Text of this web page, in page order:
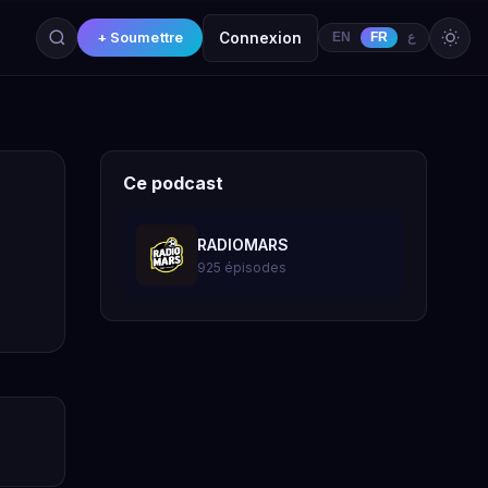
+ Soumettre Connexion EN FR ع
Ce podcast
RADIOMARS
925 épisodes